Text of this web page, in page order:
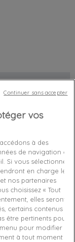
vos
à des
de navigation ou
Si vous sélectionnez
en charge les
nos partenaires
choisissez « Tout
elles seront
certains contenus et
être pertinents pour
pour modifier
à tout moment
Continuer sans accepter